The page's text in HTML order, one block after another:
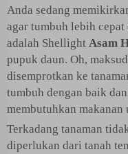
Anda sedang
agar tumbuh lebih cepat
adalah Shellight Asam
pupuk daun. Oh,
disemprotkan ke
tumbuh dengan baik
membutuhkan
Terkadang tanaman
diperlukan dari tanah